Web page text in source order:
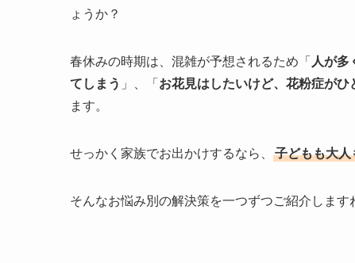
ょうか？
春休みの時期は、混雑が予想されるため「 人が多
てしまう 」、「 お花見はしたいけど、花粉症が
ます。
せっかく家族でお出かけするなら、 子どもも大人
そんなお悩み別の解決策を一つずつご紹介します